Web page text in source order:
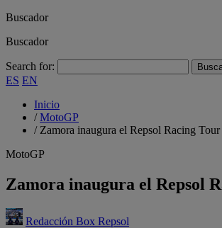
Buscador
Buscador
Search for:
ES EN
Inicio
/MotoGP
/ Zamora inaugura el Repsol Racing
MotoGP
Zamora inaugura el Repsol
Redacción Box Repsol